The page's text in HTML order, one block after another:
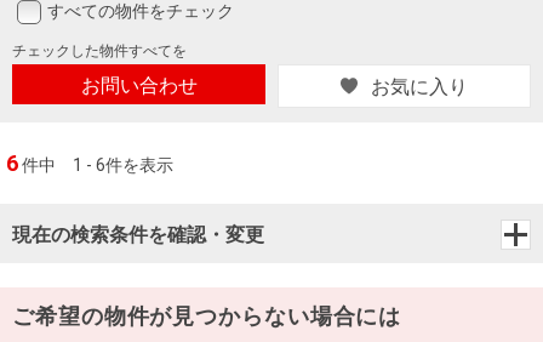
すべての物件をチェック
チェックした物件すべてを
お問い合わせ お気に入り
6件中 1 - 6件を表示
現在の検索条件を確認・変更
ご希望の物件が見つからない場合には